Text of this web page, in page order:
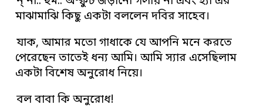
মাঝামাঝি কিছু একটা বললেন দবির সাহেব।
যাক, আমার মতো গাধাকে যে আপনি মনে করতে
পেরেছেন তাতেই ধন্য আমি। আমি স্যার এসেছিলাম
একটা বিশেষ অনুরোধ নিয়ে।
বল বাবা কি অনুরোধ!